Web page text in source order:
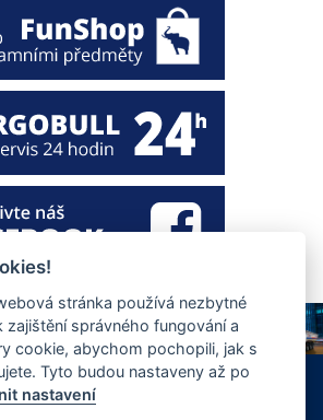
info@ewt.cz
stránka používá nezbytné
správného fungování a
cookie, abychom pochopili, jak s
Tyto budou nastaveny až po
nastavení